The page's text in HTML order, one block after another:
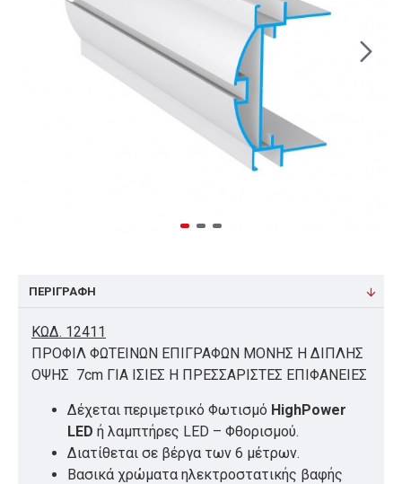
ΠΕΡΙΓΡΑΦΉ
ΚΩΔ. 12411
ΠΡΟΦΙΛ ΦΩΤΕΙΝΩΝ ΕΠΙΓΡΑΦΩΝ ΜΟΝΗΣ Η ΔΙΠΛΗΣ
ΟΨΗΣ 7cm ΓΙΑ ΙΣΙΕΣ Η ΠΡΕΣΣΑΡΙΣΤΕΣ ΕΠΙΦΑΝΕΙΕΣ
Δέχεται περιμετρικό Φωτισμό HighPower
LED ή λαμπτήρες LED – Φθορισμού.
Διατίθεται σε βέργα των 6 μέτρων.
Βασικά χρώματα ηλεκτροστατικής βαφής